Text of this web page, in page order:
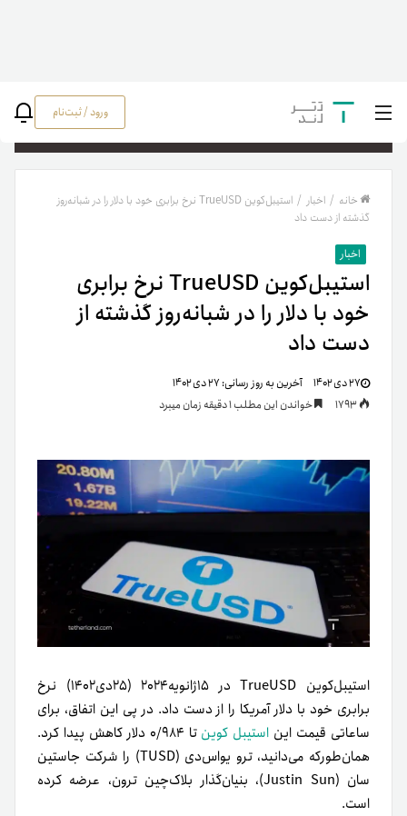
ورود / ثبت‌نام
خانه / اخبار /
استیبل‌کوین TrueUSD نرخ برابری خود با دلار را در شبانه‌روز
گذشته از دست داد
اخبار
استیبل‌کوین TrueUSD نرخ برابری
خود با دلار را در شبانه‌روز گذشته از
دست داد
۲۷ دی ۱۴۰۲ آخرین به روز رسانی:۲۷ دی ۱۴۰۲
خواندن این مطلب 1 دقیقه زمان میبرد
استیبل‌کوین TrueUSD در ۱۵ژانویه۲۰۲۴ (۲۵دی۱۴۰۲) نرخ
برابری خود با دلار آمریکا را از دست داد. در پی این اتفاق، برای
ساعاتی قیمت این استیبل کوین
تا ۰/۹۸۴ دلار کاهش پیدا کرد.
همان‌طور‌که می‌دانید، ترو یو‌اس‌دی (TUSD) را شرکت جاستین
سان (Justin Sun)، بنیا‌ن‌گذار بلاک‌چین ترون، عرضه کرده
است.